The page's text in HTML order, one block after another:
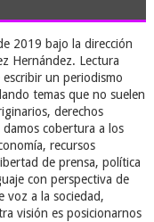
2019 bajo la dirección
Hernández. Lectura
un periodismo
temas que no suelen
derechos
cobertura a los
recursos
de prensa, política
con perspectiva de
voz a la sociedad,
visión es posicionarnos